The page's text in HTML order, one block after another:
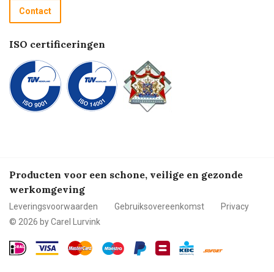
Recycle programma
Betalen
Contact
ISO certificeringen
Producten voor een schone, veilige en gezonde
werkomgeving
Leveringsvoorwaarden Gebruiksovereenkomst
Privacy
© 2026 by Carel Lurvink